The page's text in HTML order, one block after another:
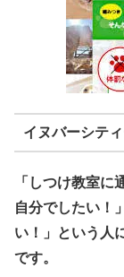
イヌバーシテ
「しつけ教室
自分でしたい！
い！」という人
です。